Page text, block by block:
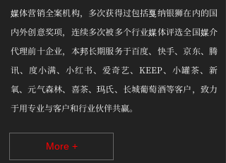
媒体营销全案机构，多次获得过包括戛纳银狮在内的国
内外创意奖项，连续多次被多个行业媒体评选全国媒介
代理前十企业，本邦长期服务于百度、快手、京东、腾
讯、度小满、小红书、爱奇艺、KEEP、小罐茶、新
氧、元气森林、喜茶、玛氏、长城葡萄酒等客户，致力
于用专业与客户和行业伙伴共赢。
More +